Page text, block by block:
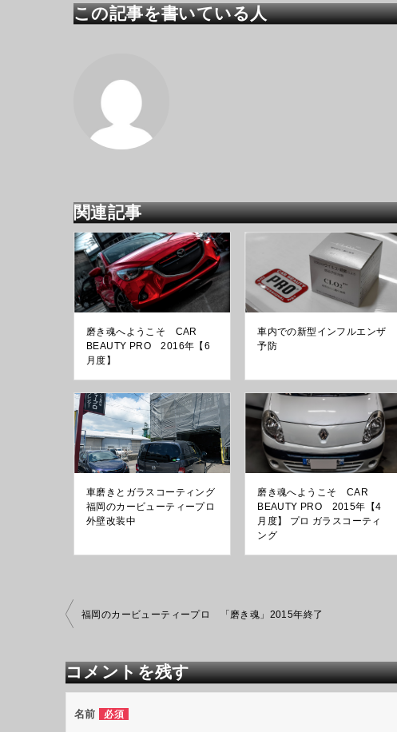
この記事を書いている人
関連記事
磨き魂へようこそ CAR
BEAUTY PRO 2016年【6
月度】
車内での新型インフルエンザ
予防
車磨きとガラスコーティング
福岡のカービューティープロ
外壁改装中
磨き魂へようこそ CAR
BEAUTY PRO 2015年【4
月度】 プロ ガラスコーティ
ング
投
稿
ビ
ゲ
ー
シ
ョ
福岡のカービューティープロ 「磨き魂」2015年終了
コメントを残す
名前 必須